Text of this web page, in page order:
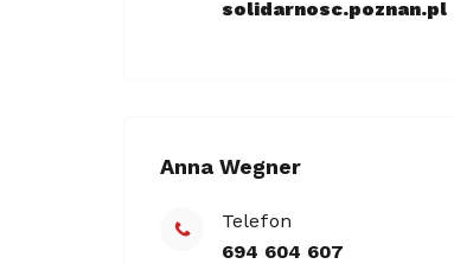
solidarnosc.poznan.pl
Anna Wegner
Telefon
694 604 607